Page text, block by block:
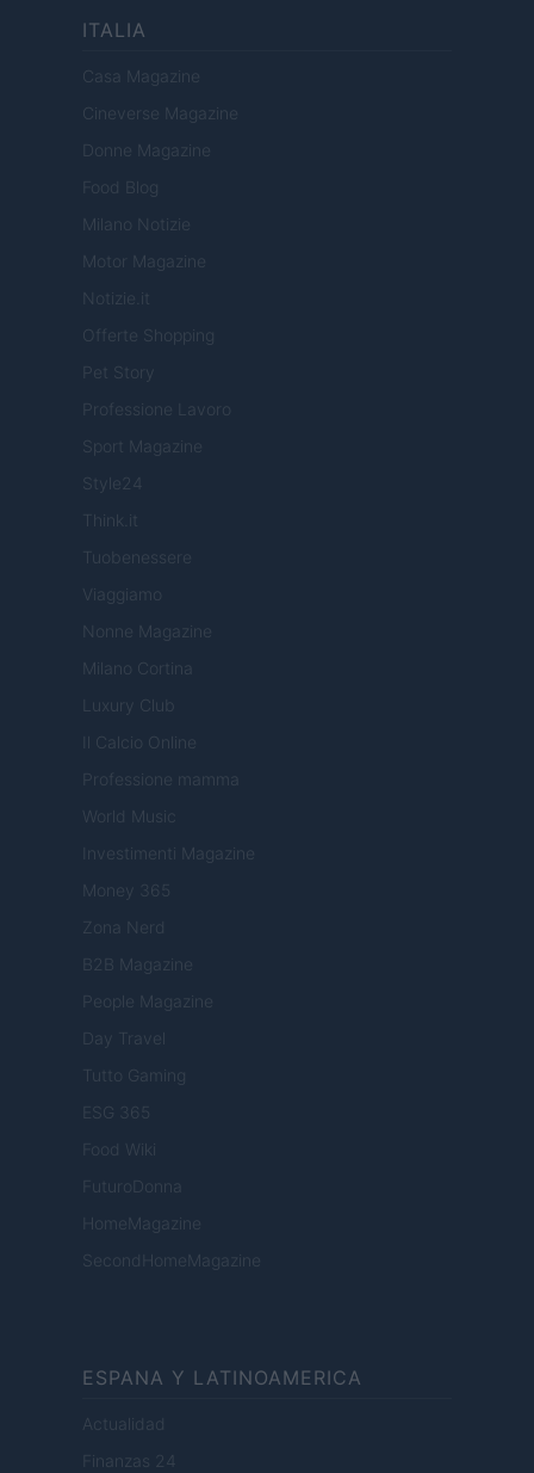
ITALIA
Casa Magazine
Cineverse Magazine
Donne Magazine
Food Blog
Milano Notizie
Motor Magazine
Notizie.it
Offerte Shopping
Pet Story
Professione Lavoro
Sport Magazine
Style24
Think.it
Tuobenessere
Viaggiamo
Nonne Magazine
Milano Cortina
Luxury Club
Il Calcio Online
Professione mamma
World Music
Investimenti Magazine
Money 365
Zona Nerd
B2B Magazine
People Magazine
Day Travel
Tutto Gaming
ESG 365
Food Wiki
FuturoDonna
HomeMagazine
SecondHomeMagazine
ESPANA Y LATINOAMERICA
Actualidad
Finanzas 24